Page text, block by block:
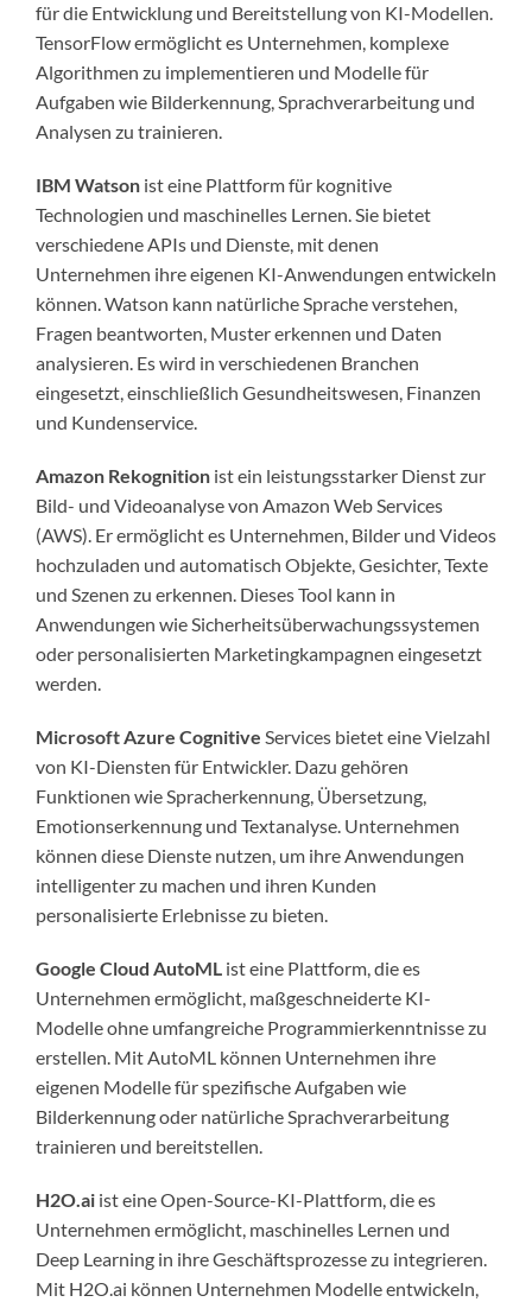
für die Entwicklung und Bereitstellung von KI-Modellen.
TensorFlow ermöglicht es Unternehmen, komplexe
Algorithmen zu implementieren und Modelle für
Aufgaben wie Bilderkennung, Sprachverarbeitung und
Analysen zu trainieren.
IBM Watson ist eine Plattform für kognitive
Technologien und maschinelles Lernen. Sie bietet
verschiedene APIs und Dienste, mit denen
Unternehmen ihre eigenen KI-Anwendungen entwickeln
können. Watson kann natürliche Sprache verstehen,
Fragen beantworten, Muster erkennen und Daten
analysieren. Es wird in verschiedenen Branchen
eingesetzt, einschließlich Gesundheitswesen, Finanzen
und Kundenservice.
Amazon Rekognition ist ein leistungsstarker Dienst zur
Bild- und Videoanalyse von Amazon Web Services
(AWS). Er ermöglicht es Unternehmen, Bilder und Videos
hochzuladen und automatisch Objekte, Gesichter, Texte
und Szenen zu erkennen. Dieses Tool kann in
Anwendungen wie Sicherheitsüberwachungssystemen
oder personalisierten Marketingkampagnen eingesetzt
werden.
Microsoft Azure Cognitive Services bietet eine Vielzahl
von KI-Diensten für Entwickler. Dazu gehören
Funktionen wie Spracherkennung, Übersetzung,
Emotionserkennung und Textanalyse. Unternehmen
können diese Dienste nutzen, um ihre Anwendungen
intelligenter zu machen und ihren Kunden
personalisierte Erlebnisse zu bieten.
Google Cloud AutoML ist eine Plattform, die es
Unternehmen ermöglicht, maßgeschneiderte KI-
Modelle ohne umfangreiche Programmierkenntnisse zu
erstellen. Mit AutoML können Unternehmen ihre
eigenen Modelle für spezifische Aufgaben wie
Bilderkennung oder natürliche Sprachverarbeitung
trainieren und bereitstellen.
H2O.ai ist eine Open-Source-KI-Plattform, die es
Unternehmen ermöglicht, maschinelles Lernen und
Deep Learning in ihre Geschäftsprozesse zu integrieren.
Mit H2O.ai können Unternehmen Modelle entwickeln,